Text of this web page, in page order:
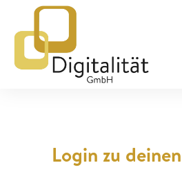
Login zu